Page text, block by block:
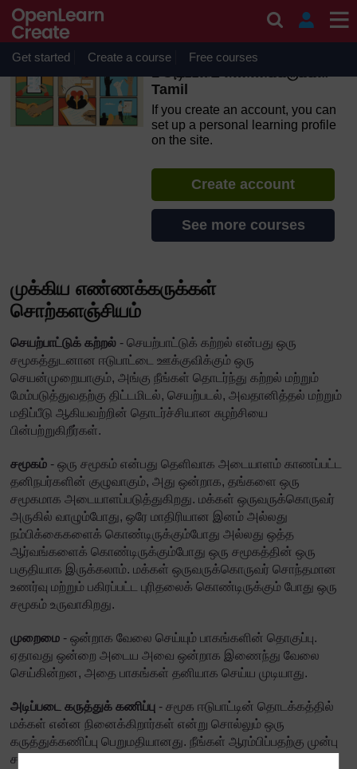
Skip to main content
OpenLearn Create will be unavailable on Wednesday 12
August 2026 from 8am to 10.30am (GMT) due to routine
maintenance.
Get started Create a course Free courses
1 அடிப்படை எண்ணக்கருக்கள்
Tamil
If you create an account, you can
set up a personal learning profile
on the site.
Create account
See more courses
முக்கிய எண்ணக்கருக்கள்
சொற்களஞ்சியம்
செயற்பாட்டுக் கற்றல் - செயற்பாட்டுக் கற்றல் என்பது ஒரு
சமூகத்துடனான ஈடுபாட்டை ஊக்குவிக்கும் ஒரு
செயன்முறையாகும், அங்கு நீங்கள் தொடர்ந்து கற்றல் மற்றும்
மேம்படுத்துவதற்கு திட்டமிடல், செயற்படல், அவதானித்தல் மற்றும்
மதிப்பீடு ஆகியவற்றின் தொடர்ச்சியான சுழற்சியை
பின்பற்றுகிறீர்கள்.
சமூகம் - ஒரு சமூகம் என்பது தெளிவாக அடையாளம் காணப்பட்ட
தனிநபர்களின் குழுவாகும், அது ஒன்றாக, தங்களை ஒரு
சமூகமாக அடையாளப்படுத்துகிறது. மக்கள் ஒருவருக்கொருவர்
அருகில் வாழும்போது, ஒரே மாதிரியான இனம் அல்லது
நம்பிக்கைகளைக் கொண்டிருக்கும்போது அல்லது ஒத்த
ஆர்வங்களைக் கொண்டிருக்கும்போது ஒரு சமூகத்தின் ஒரு
பகுதியாக இருக்கலாம். மக்கள் ஒருவருக்கொருவர் சொந்தமான
உணர்வு மற்றும் பகிரப்பட்ட புரிதலைக் கொண்டிருக்கும் போது ஒரு
சமூகம் உருவாகிறது.
முறைமை - ஒன்றாக வேலை செய்யும் பாகங்களின் தொகுப்பு.
ஏதாவது ஒன்றை அடைய அவை ஒன்றாக இணைந்து வேலை
செய்கின்றன, அதை பாகங்கள் தனியாக செய்ய முடியாது.
அடிப்படை கருத்துக் கணிப்பு - சமூக ஈடுபாட்டின் தொடக்கத்தில்
மக்கள் என்ன நினைக்கிறார்கள் என்று சொல்லும் ஒரு
கருத்துக்கணிப்பு பெறுமதியானது. நீங்கள் ஆரம்பிப்பதற்கு முன்பு
சமூக உறுப்பினர்களின் எண்ணங்கள், கருத்துக்கள் மற்றும்